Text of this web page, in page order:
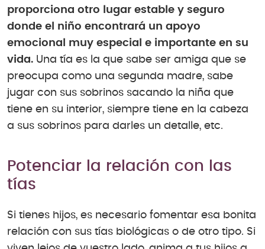
proporciona otro lugar estable y seguro
donde el niño encontrará un apoyo
emocional muy especial e importante en su
vida. Una tía es la que sabe ser amiga que se
preocupa como una segunda madre, sabe
jugar con sus sobrinos sacando la niña que
tiene en su interior, siempre tiene en la cabeza
a sus sobrinos para darles un detalle, etc.
Potenciar la relación con las
tías
Si tienes hijos, es necesario fomentar esa bonita
relación con sus tías biológicas o de otro tipo. Si